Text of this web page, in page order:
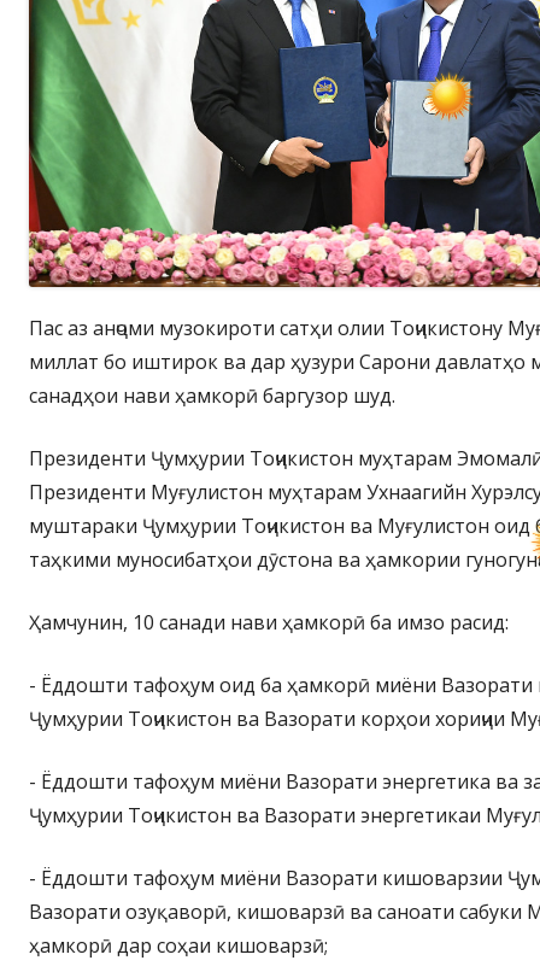
Пас аз анҷоми музокироти сатҳи олии Тоҷикистону
миллат бо иштирок ва дар ҳузури Сарони давлатҳо
санадҳои нави ҳамкорӣ баргузор шуд.
Президенти Ҷумҳурии Тоҷикистон муҳтарам
Президенти Муғулистон муҳтарам Ухнаагийн
муштараки Ҷумҳурии Тоҷикистон ва Муғулистон
таҳкими муносибатҳои дӯстона ва ҳамкории
Ҳамчунин, 10 санади нави ҳамкорӣ ба имзо расид:
- Ёддошти тафоҳум оид ба ҳамкорӣ миёни Вазорати
Ҷумҳурии Тоҷикистон ва Вазорати корҳои хориҷии
- Ёддошти тафоҳум миёни Вазорати энергетика ва
Ҷумҳурии Тоҷикистон ва Вазорати энергетикаи
- Ёддошти тафоҳум миёни Вазорати кишоварзии
Вазорати озуқаворӣ, кишоварзӣ ва саноати сабуки
ҳамкорӣ дар соҳаи кишоварзӣ;